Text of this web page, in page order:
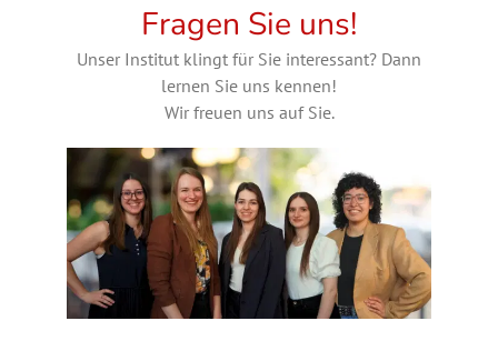
Fragen Sie uns!
Unser Institut klingt für Sie interessant? Dann
lernen Sie uns kennen!
Wir freuen uns auf Sie.